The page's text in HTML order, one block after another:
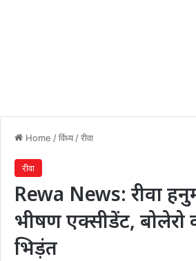
Home /विंध्य /रीवा
रीवा
Rewa News: रीवा
भीषण एक्सीडेंट, बोलेरो
भिड़ंत